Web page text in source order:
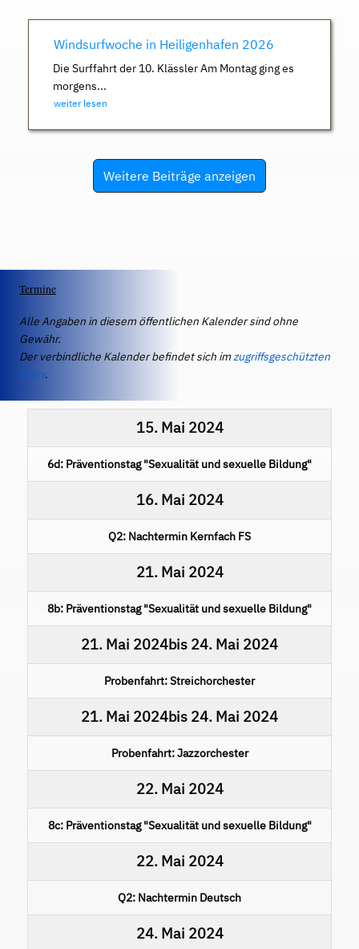
Windsurfwoche in Heiligenhafen 2026
Die Surffahrt der 10. Klässler Am Montag ging es
morgens...
weiter lesen
Weitere Beiträge anzeigen
Termine
Alle Angaben in diesem öffentlichen Kalender sind ohne
Gewähr.
Der verbindliche Kalender befindet sich imzugriffsgeschützten
IServ.
15. Mai 2024
6d: Präventionstag "Sexualität und sexuelle Bildung"
16. Mai 2024
Q2: Nachtermin Kernfach FS
21. Mai 2024
8b: Präventionstag "Sexualität und sexuelle Bildung"
21. Mai 2024bis 24. Mai 2024
Probenfahrt: Streichorchester
21. Mai 2024bis 24. Mai 2024
Probenfahrt: Jazzorchester
22. Mai 2024
8c: Präventionstag "Sexualität und sexuelle Bildung"
22. Mai 2024
Q2: Nachtermin Deutsch
24. Mai 2024